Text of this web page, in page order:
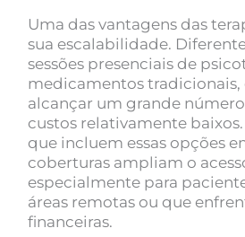
Uma das vantagens das
sua escalabilidade.
sessões presenciais de
medicamentos tradicionais,
alcançar um grande
custos relativamente
que incluem essas opções
coberturas ampliam o
especialmente para
áreas remotas ou que
financeiras.